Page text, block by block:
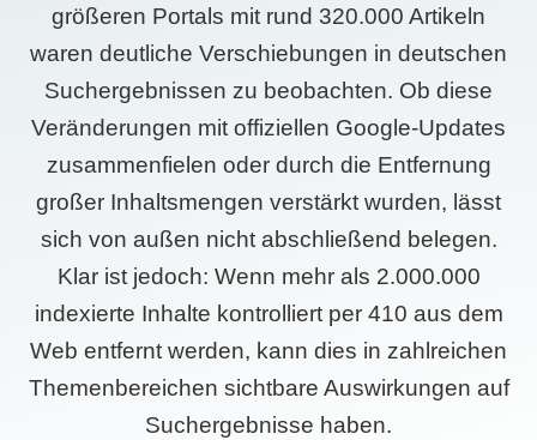
größeren Portals mit rund 320.000 Artikeln
waren deutliche Verschiebungen in deutschen
Suchergebnissen zu beobachten. Ob diese
Veränderungen mit offiziellen Google-Updates
zusammenfielen oder durch die Entfernung
großer Inhaltsmengen verstärkt wurden, lässt
sich von außen nicht abschließend belegen.
Klar ist jedoch: Wenn mehr als 2.000.000
indexierte Inhalte kontrolliert per 410 aus dem
Web entfernt werden, kann dies in zahlreichen
Themenbereichen sichtbare Auswirkungen auf
Suchergebnisse haben.